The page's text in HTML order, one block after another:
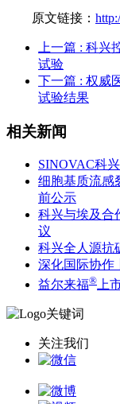
原文链接：
上一篇 : 科兴
试验
下一篇 : 权威
试验结果
相关新闻
SINOVAC科
细胞基质流感
前公示
科兴与埃及合
议
科兴全人源抗
深化国际协作
益尔来福® 上
关注我们